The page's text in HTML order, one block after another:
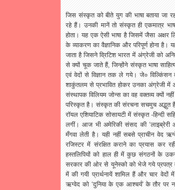
जिस संस्कृत को बीते युग की भाषा बताया जा
रहे हैं। उनकी मानें तो संस्कृत ही एकमात्र
होता। यह एक ऐसी भाषा है जिसमें जैसा अक्षर
के व्याकरण का वैज्ञानिक और परिपूर्ण होना है।
जाता है जिसने व्रिटिश भारत में अंग्रेजी को
से क्यों चूक जाते हैं,जिन्होंने संस्कृत भाषा
एवं वेदों से विज्ञान तक ले गये। जे० विल्किंसन
शाकुंतलम से प्रभावित होकर उनका अंग्रेजी में
संस्थापक विलियम जोन्स का वह वक्तव्य क्यों नहीं
परिस्कृत है। संस्कृत की संरचना सचमुच अद्भुत
रॉयल एशियाटिक सोसायटी में संस्कृत-हिन्दी
लगीं। आज भी अमेरिकी संसद की‘लाइब्रेरी
मँगवा लेती है। यही नहीं सबसे प्राचीन वेद
रजिस्टर में संरक्षित कराने का प्रयास कर
हस्तलिपियों को हाल ही में कुछ संगठनों के
सरकार की ओर से यूनेस्को को भेजे गये प्रपत्र
में की गयी प्रार्थनायें शामिल हैं और चार वेदों में
ऋग्वेद को‘दुनिया के एक आश्चर्य'के तौर पर